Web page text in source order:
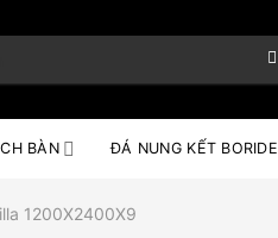
BÀN ĐÁ NUNG KẾT BORIDE
1200X2400X9